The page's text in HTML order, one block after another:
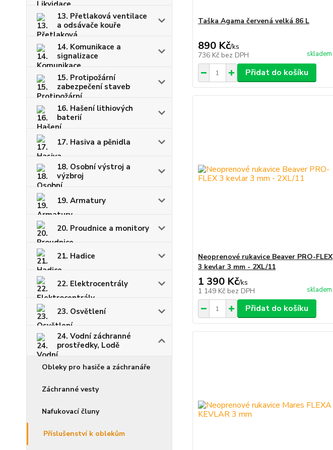
13. Přetlaková ventilace
a odsávače kouře
14. Komunikace a
signalizace
15. Protipožární
zabezpečení staveb
16. Hašení lithiových
baterií
17. Hasiva a pěnidla
18. Osobní výstroj a
výzbroj
19. Armatury
20. Proudnice a monitory
21. Hadice
22. Elektrocentrály
23. Osvětlení
24. Vodní záchranné
prostředky, Lodě
Obleky pro hasiče a záchranáře
Záchranné vesty
Nafukovací čluny
Příslušenství k oblekům
Taška Agama červená velká 86 L
890 Kč/ks
736 Kč bez DPH skladem
Přidat do košíku
Neoprenové rukavice Beaver PRO-FLEX
3 kevlar 3 mm - 2XL/11
1 390 Kč/ks
1 149 Kč bez DPH skladem
Přidat do košíku